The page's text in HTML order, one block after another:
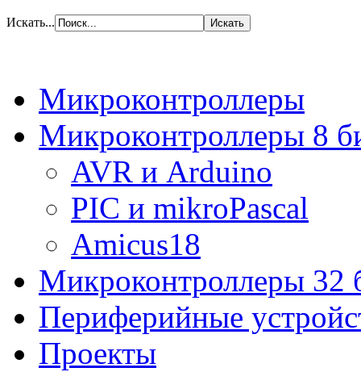
Искать...
Микроконтроллеры
Микроконтроллеры 8
AVR и Arduino
PIC и mikroPascal
Amicus18
Микроконтроллеры 32
Периферийные
Проекты